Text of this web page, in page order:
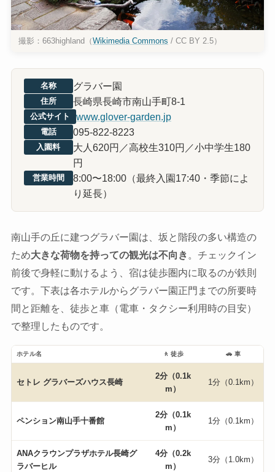
撮影：663highland（Wikimedia Commons / CC BY 2.5）
名称 グラバー園
住所 長崎県長崎市南山手町8-1
公式サイト www.glover-garden.jp
電話 095-822-8223
入園料
大人620円／高校生310円／小中学生180
円
営業時間
8:00〜18:00（最終入園17:40・季節によ
り延長）
南山手の丘に建つグラバー園は、坂と階段の多い構造の
ため大きな荷物を持っての観光は不向き 。チェックイン
前後で身軽に動けるよう、宿は徒歩圏内に取るのが鉄則
です。下表は各ホテルからグラバー園正門までの所要時
間と距離を、徒歩と車（電車・タクシー利用時の目安）
で整理したものです。
ホテル名 🚶 徒歩 🚗 車
セトレ グラバーズハウス長崎
2分（0.1k
m）
1分（0.1km）
ペンション南山手十番館
2分（0.1k
m）
1分（0.1km）
ANAクラウンプラザホテル長崎グ
ラバーヒル
4分（0.2k
m）
3分（1.0km）